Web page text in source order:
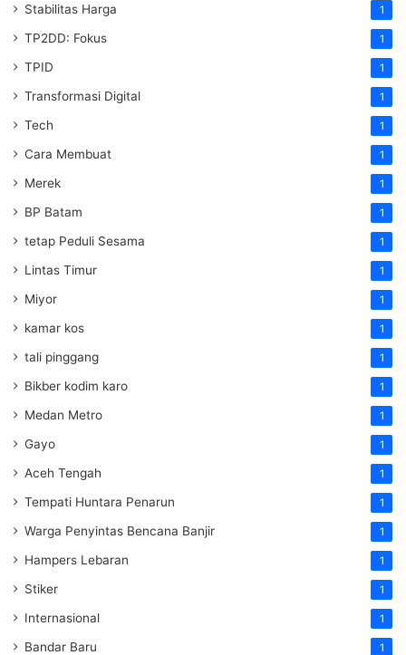
Stabilitas Harga 1
TP2DD: Fokus 1
TPID 1
Transformasi Digital 1
Tech 1
Cara Membuat 1
Merek 1
BP Batam 1
tetap Peduli Sesama 1
Lintas Timur 1
Miyor 1
kamar kos 1
tali pinggang 1
Bikber kodim karo 1
Medan Metro 1
Gayo 1
Aceh Tengah 1
Tempati Huntara Penarun 1
Warga Penyintas Bencana Banjir 1
Hampers Lebaran 1
Stiker 1
Internasional 1
Bandar Baru 1